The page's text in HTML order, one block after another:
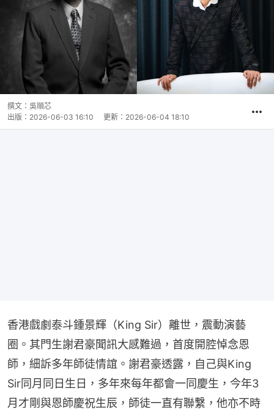
撰文： 吳順芯
出版： 2026-06-03 16:10 更新： 2026-06-04 18:10
香港戲劇泰斗鍾景輝（King Sir）離世，震動演藝
圈。其門生謝君豪聞訊大感難過，首度開腔悼念恩
師，細訴多年師徒情誼。謝君豪透露，自己與King
Sir同月同日生日，多年來每年都會一同慶生，今年3
月才剛與恩師慶祝生辰，師徒一直有聯繫，他亦不時